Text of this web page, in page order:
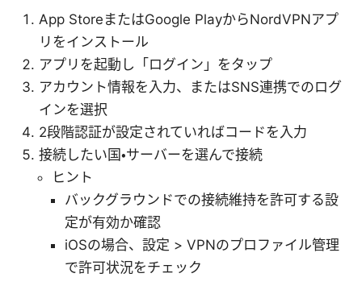
App StoreまたはGoogle PlayからNordVPNアプ
リをインストール
アプリを起動し「ログイン」をタップ
アカウント情報を入力、またはSNS連携でのログ
インを選択
2段階認証が設定されていればコードを入力
接続したい国・サーバーを選んで接続
ヒント
バックグラウンドでの接続維持を許可する設
定が有効か確認
iOSの場合、設定 > VPNのプロファイル管理
で許可状況をチェック